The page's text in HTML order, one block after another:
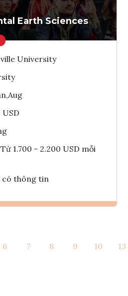
Tham vấn Interlink
Earth Sciences
University
USD
Từ 1.700 - 2.200 USD mỗi
có thông tin
Tham vấn Interlink
6 7 8 9 10 13